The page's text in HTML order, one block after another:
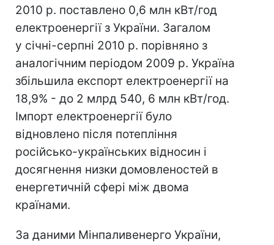
2010 р. поставлено 0,6 млн кВт/год
електроенергії з України. Загалом
у січні-серпні 2010 р. порівняно з
аналогічним періодом 2009 р. Україна
збільшила експорт електроенергії на
18,9% - до 2 млрд 540, 6 млн кВт/год.
Імпорт електроенергії було
відновлено після потепління
російсько-українських відносин і
досягнення низки домовленостей в
енергетичній сфері між двома
країнами.
За даними Мінпаливенерго України,